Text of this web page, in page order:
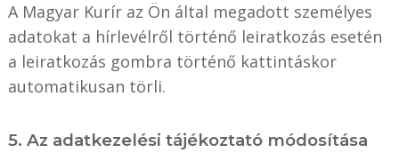
A Magyar Kurír az Ön által megadott személyes
adatokat a hírlevélről történő leiratkozás esetén
a leiratkozás gombra történő kattintáskor
automatikusan törli.
5. Az adatkezelési tájékoztató módosítása